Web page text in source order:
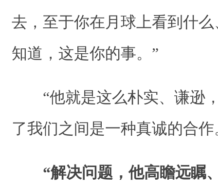
去，至于你在月球上看到什
知道，这是你的事。”
“他就是这么朴实、谦逊
了我们之间是一种真诚的合
“解决问题，他高瞻远瞩